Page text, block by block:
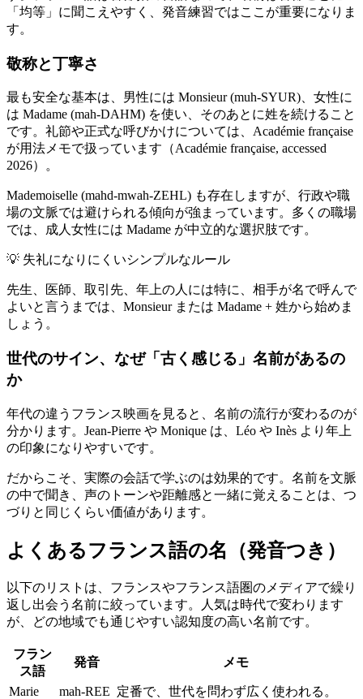
「均等」に聞こえやすく、発音練習ではここが重要になりま
す。
敬称と丁寧さ
最も安全な基本は、男性には Monsieur (muh-SYUR)、女性に
は Madame (mah-DAHM) を使い、そのあとに姓を続けること
です。礼節や正式な呼びかけについては、Académie française
が用法メモで扱っています（Académie française, accessed
2026）。
Mademoiselle (mahd-mwah-ZEHL) も存在しますが、行政や職
場の文脈では避けられる傾向が強まっています。多くの職場
では、成人女性には Madame が中立的な選択肢です。
💡 失礼になりにくいシンプルなルール
先生、医師、取引先、年上の人には特に、相手が名で呼んで
よいと言うまでは、Monsieur または Madame + 姓から始めま
しょう。
世代のサイン、なぜ「古く感じる」名前があるの
か
年代の違うフランス映画を見ると、名前の流行が変わるのが
分かります。Jean-Pierre や Monique は、Léo や Inès より年上
の印象になりやすいです。
だからこそ、実際の会話で学ぶのは効果的です。名前を文脈
の中で聞き、声のトーンや距離感と一緒に覚えることは、つ
づりと同じくらい価値があります。
よくあるフランス語の名（発音つき）
以下のリストは、フランスやフランス語圏のメディアで繰り
返し出会う名前に絞っています。人気は時代で変わります
が、どの地域でも通じやすい認知度の高い名前です。
フラン
ス語
発音 メモ
Marie mah-REE 定番で、世代を問わず広く使われる。